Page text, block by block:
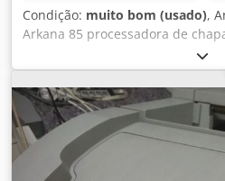
Condição: muito bom (usado),
Arkana 85 processadora de
em excelente estado.